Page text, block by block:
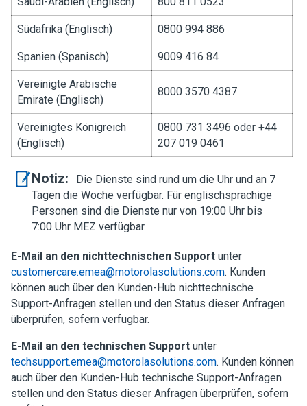
Südafrika (Englisch) 0800 994 886
Spanien (Spanisch) 9009 416 84
Vereinigte Arabische
Emirate (Englisch)
8000 3570 4387
Vereinigtes Königreich
(Englisch)
0800 731 3496 oder +44
207 019 0461
Notiz:
Die Dienste sind rund um die Uhr und an 7
Tagen die Woche verfügbar. Für englischsprachige
Personen sind die Dienste nur von 19:00 Uhr bis
7:00 Uhr MEZ verfügbar.
E-Mail an den nichttechnischen Support unter
customercare.emea@motorolasolutions.com. Kunden
können auch über den Kunden-Hub nichttechnische
Support-Anfragen stellen und den Status dieser Anfragen
überprüfen, sofern verfügbar.
E-Mail an den technischen Support unter
techsupport.emea@motorolasolutions.com. Kunden können
auch über den Kunden-Hub technische Support-Anfragen
stellen und den Status dieser Anfragen überprüfen, sofern